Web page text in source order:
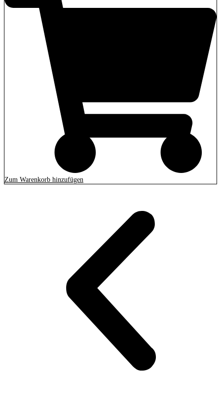
Zum Warenkorb hinzufügen